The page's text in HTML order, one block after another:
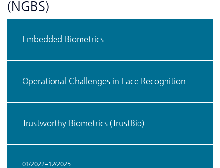
(NGBS)
Embedded Biometrics
Operational Challenges in Face Recognition
Trustworthy Biometrics (TrustBio)
01/2022–12/2025